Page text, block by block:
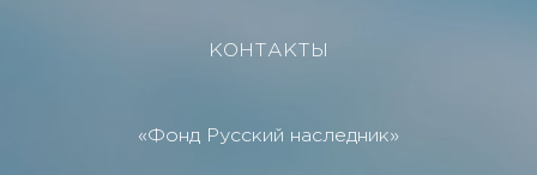
КОНТАКТЫ
«Фонд Русский наследник»